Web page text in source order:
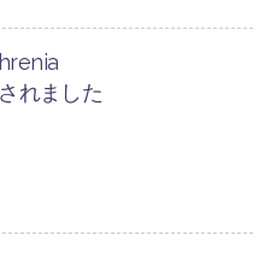
れました